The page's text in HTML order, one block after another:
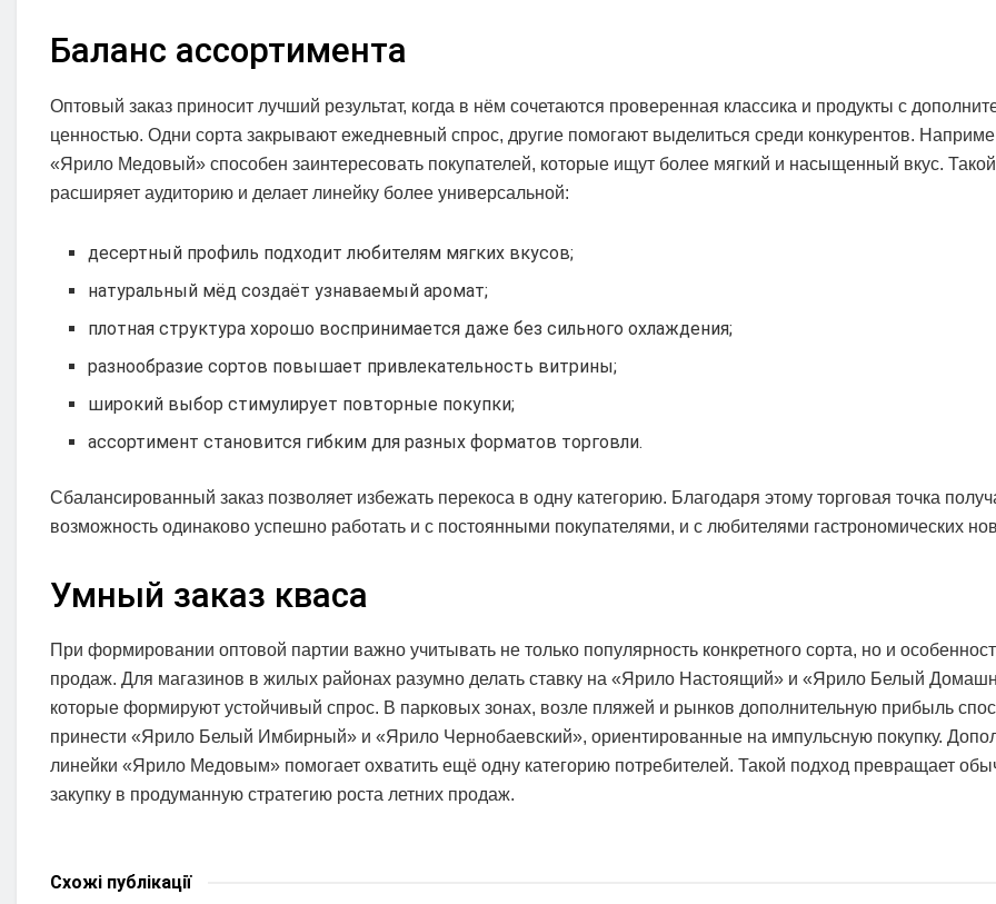
Баланс ассортимента
Оптовый заказ приносит лучший результат, когда в нём сочетаются проверенная классика и продукты с
ценностью. Одни сорта закрывают ежедневный спрос, другие помогают выделиться среди конкурентов.
«Ярило Медовый» способен заинтересовать покупателей, которые ищут более мягкий и насыщенный вкус.
расширяет аудиторию и делает линейку более универсальной:
десертный профиль подходит любителям мягких вкусов;
натуральный мёд создаёт узнаваемый аромат;
плотная структура хорошо воспринимается даже без сильного охлаждения;
разнообразие сортов повышает привлекательность витрины;
широкий выбор стимулирует повторные покупки;
ассортимент становится гибким для разных форматов торговли.
Сбалансированный заказ позволяет избежать перекоса в одну категорию. Благодаря этому торговая точка
возможность одинаково успешно работать и с постоянными покупателями, и с любителями гастрономических
Умный заказ кваса
При формировании оптовой партии важно учитывать не только популярность конкретного сорта, но и
продаж. Для магазинов в жилых районах разумно делать ставку на «Ярило Настоящий» и «Ярило Белый
которые формируют устойчивый спрос. В парковых зонах, возле пляжей и рынков дополнительную прибыль
принести «Ярило Белый Имбирный» и «Ярило Чернобаевский», ориентированные на импульсную покупку.
линейки «Ярило Медовым» помогает охватить ещё одну категорию потребителей. Такой подход превращает
закупку в продуманную стратегию роста летних продаж.
Схожі публікації